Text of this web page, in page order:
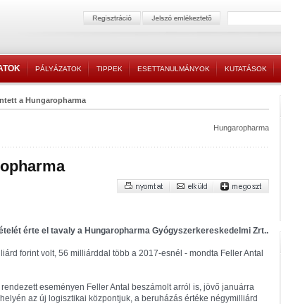
PÁLYÁZATOK TIPPEK ESETTANULMÁNYOK KUTATÁSOK
a Hungaropharma
Hungaropharma
érte el tavaly a Hungaropharma Gyógyszerkereskedelmi Zrt..
forint volt, 56 milliárddal több a 2017-esnél - mondta Feller Antal
eseményen Feller Antal beszámolt arról is, jövő januárra
az új logisztikai központjuk, a beruházás értéke négymilliárd